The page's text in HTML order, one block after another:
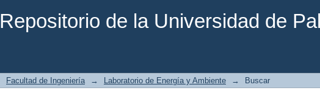
Repositorio de la Universidad de
Facultad de Ingeniería → Laboratorio de Energía y Ambiente → Buscar